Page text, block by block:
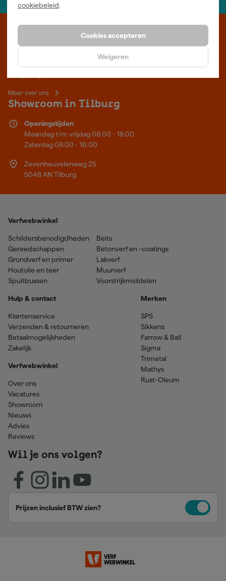
cookiebeleid.
Cookies accepteren
Weigeren
Leer Verfwebwinkel beter kennen
Verf kopen doe je bij Verfwebwinkel.be, dé online verfwinkel van
België. Voordelige verf van topkwaliteit en gratis deskundig advies,
Meer over ons
Showroom in Tilburg
Openingstijden
Maandag t/m vrijdag 08:00 - 18:00
Zaterdag 08:00 - 16:00
Zevenheuvelenweg 25
5048 AN Tilburg
Verfwebwinkel
Schildersbenodigdheden
Gereedschappen
Grondverf en primer
Houtolie en teer
Spuitbussen
Beits
Betonverf en -coatings
Lakverf
Muurverf
Voorstrijkmiddelen
Hulp & contact
Klantenservice
Verzenden & retourneren
Betaalmogelijkheden
Zakelijk
Verfwebwinkel
Over ons
Vacatures
Showroom
Nieuws
Advies
Reviews
Merken
SPS
Sikkens
Farrow & Ball
Sigma
Trimetal
Mathys
Rust-Oleum
Wil je ons volgen?
Prijzen inclusief BTW zien?